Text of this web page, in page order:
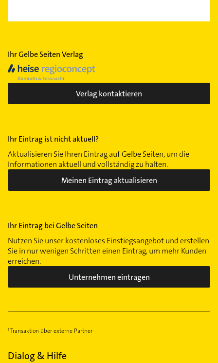
Ihr Gelbe Seiten Verlag
Verlag kontaktieren
Ihr Eintrag ist nicht aktuell?
Aktualisieren Sie Ihren Eintrag auf Gelbe Seiten, um die
Informationen aktuell und vollständig zu halten.
Meinen Eintrag aktualisieren
Ihr Eintrag bei Gelbe Seiten
Nutzen Sie unser kostenloses Einstiegsangebot und erstellen
Sie in nur wenigen Schritten einen Eintrag, um mehr Kunden
erreichen.
Unternehmen eintragen
Transaktion über externe Partner
Dialog & Hilfe